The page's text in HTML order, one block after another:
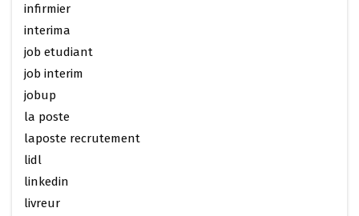
infirmier
interima
job etudiant
job interim
jobup
la poste
laposte recrutement
lidl
linkedin
livreur